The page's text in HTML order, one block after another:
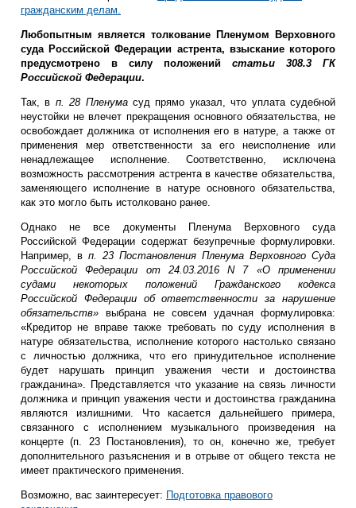
гражданским делам.
Любопытным является толкование Пленумом Верховного
суда Российской Федерации астрента, взыскание которого
предусмотрено в силу положений статьи 308.3 ГК
Российской Федерации.
Так, в п. 28 Пленумасуд прямо указал, что уплата судебной
неустойки не влечет прекращения основного обязательства, не
освобождает должника от исполнения его в натуре, а также от
применения мер ответственности за его неисполнение или
ненадлежащее исполнение. Соответственно, исключена
возможность рассмотрения астрента в качестве обязательства,
заменяющего исполнение в натуре основного обязательства,
как это могло быть истолковано ранее.
Однако не все документы Пленума Верховного суда
Российской Федерации содержат безупречные формулировки.
Например, в п. 23 Постановления Пленума Верховного Суда
Российской Федерации от 24.03.2016 N 7 «О применении
судами некоторых положений Гражданского кодекса
Российской Федерации об ответственности за нарушение
обязательств» выбрана не совсем удачная формулировка:
«Кредитор не вправе также требовать по суду исполнения в
натуре обязательства, исполнение которого настолько связано
с личностью должника, что его принудительное исполнение
будет нарушать принцип уважения чести и достоинства
гражданина». Представляется что указание на связь личности
должника и принцип уважения чести и достоинства гражданина
являются излишними. Что касается дальнейшего примера,
связанного с исполнением музыкального произведения на
концерте (п. 23 Постановления), то он, конечно же, требует
дополнительного разъяснения и в отрыве от общего текста не
имеет практического применения.
Возможно, вас заинтересует: Подготовка правового